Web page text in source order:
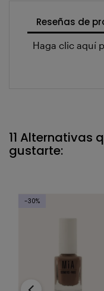
Reseñas de
Haga clic aquí
11 Alternativas
gustarte:
-30%
‹